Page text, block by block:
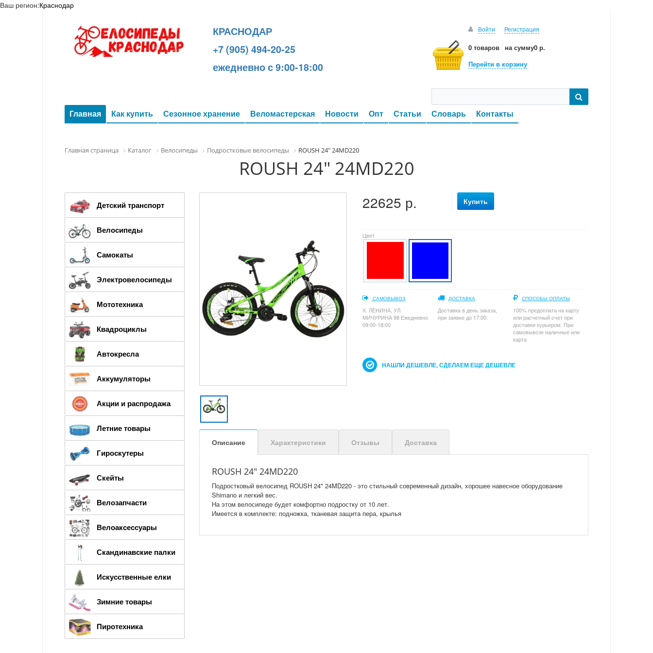
Ваш регион:Краснодар
КРАСНОДАР
+7 (905) 494-20-25
ежедневно с 9:00-18:00
Войти Регистрация
0 товаров на сумму0 р.
Перейти в корзину
Главная Как купить Сезонное хранение Веломастерская Новости Опт Статьи Словарь Контакты
Главная страница Каталог Велосипеды Подростковые велосипеды ROUSH 24" 24MD220
ROUSH 24" 24MD220
22625 р. Купить
Цвет
САМОВЫВОЗ
Х. ЛЕНИНА, УЛ.
МИЧУРИНА 98 Ежедневно
09:00-18:00
ДОСТАВКА
Доставка в день заказа,
при заявке до 17:00.
СПОСОБЫ ОПЛАТЫ
100% предоплата на карту
или расчетный счет при
доставки курьером. При
самовывозе наличные или
карта
НАШЛИ ДЕШЕВЛЕ, СДЕЛАЕМ ЕЩЕ ДЕШЕВЛЕ
Описание Характеристики Отзывы Доставка
ROUSH 24" 24MD220
Подростковый велосипед ROUSH 24" 24MD220 - это стильный современный дизайн, хорошее навесное оборудование
Shimano и легкий вес.
На этом велосипеде будет комфортно подростку от 10 лет.
Имеется в комплекте: подножка, тканевая защита пера, крылья
Детский транспорт
Велосипеды
Самокаты
Электровелосипеды
Мототехника
Квадроциклы
Автокресла
Аккумуляторы
Акции и распродажа
Летние товары
Гироскутеры
Скейты
Велозапчасти
Велоаксессуары
Скандинавские палки
Искусственные елки
Зимние товары
Пиротехника